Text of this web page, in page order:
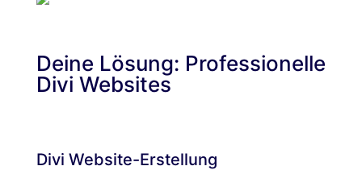
Deine Lösung: Professionelle
Divi Websites
Divi Website-Erstellung